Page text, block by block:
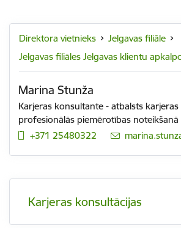
Direktora vietnieks
Jelgavas filiāle
Jelgavas filiāles Jelgavas klientu
Marina Stunža
Karjeras konsultante - atbalsts
profesionālās piemērotības noteikšanā
+371 25480322
E-pasts:
Karjeras konsultācijas